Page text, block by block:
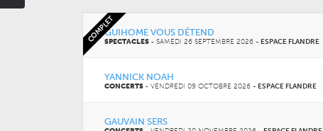
COMPLETGUIHOME VOUS DÉTEND
SPECTACLES- SAMEDI 26 SEPTEMBRE 2026 - ESPACE FLANDRE
YANNICK NOAH
CONCERTS- VENDREDI 09 OCTOBRE 2026 - ESPACE FLANDRE
GAUVAIN SERS